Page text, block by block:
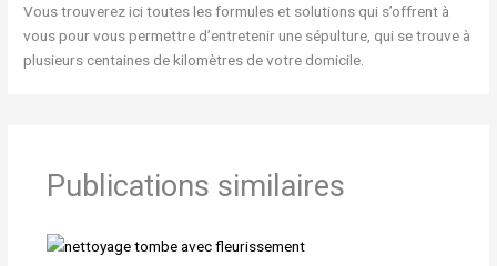
Vous trouverez ici toutes les formules et solutions qui s’offrent à
vous pour vous permettre d’entretenir une sépulture, qui se trouve à
plusieurs centaines de kilomètres de votre domicile.
Publications similaires